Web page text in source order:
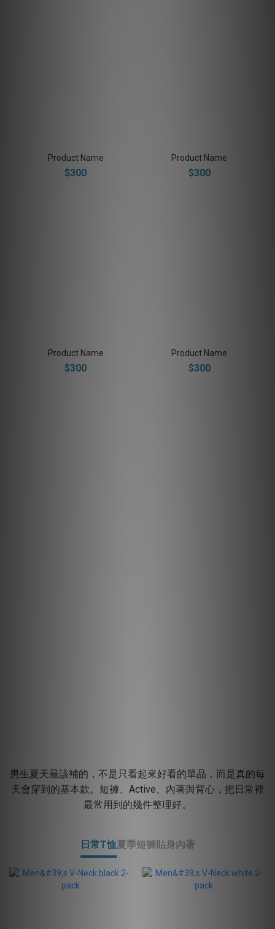
Product Name
$300
Product Name
$300
Product Name
$300
Product Name
$300
男生夏天最該補的，不是只看起來好看的單品，而是真的每
天會穿到的基本款。短褲、Active、內著與背心，把日常裡
最常用到的幾件整理好。
日常T恤夏季短褲貼身內著